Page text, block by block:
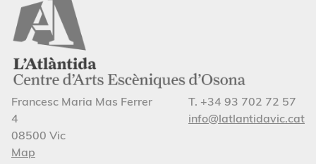
Francesc Maria Mas Ferrer
4
08500 Vic
Map
T. +34 93 702 72 57
info@latlantidavic.cat